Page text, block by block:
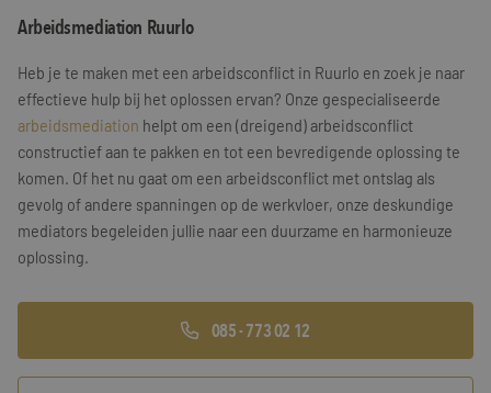
Training & Leiderschap
Referenties
Blogs
Documenten
Gratis folder
Contact
Arbeidsmediation Ruurlo
Heb je te maken met een arbeidsconflict in Ruurlo en zoek je naar
effectieve hulp bij het oplossen ervan? Onze gespecialiseerde
arbeidsmediation helpt om een (dreigend) arbeidsconflict
constructief aan te pakken en tot een bevredigende oplossing te
komen. Of het nu gaat om een arbeidsconflict met ontslag als
gevolg of andere spanningen op de werkvloer, onze deskundige
mediators begeleiden jullie naar een duurzame en harmonieuze
oplossing.
085 - 773 02 12